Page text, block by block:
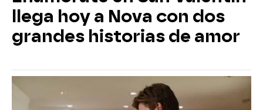
llega hoy a Nova con dos
grandes historias de amor